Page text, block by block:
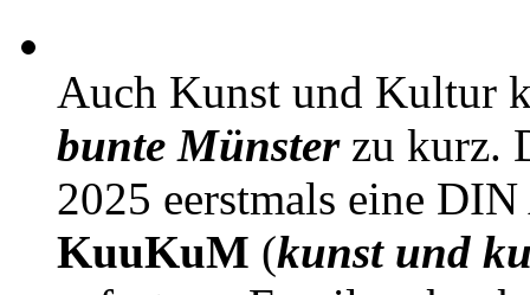
Auch Kunst und Kultur
bunte Münsterzu kurz.
2025 eerstmals eine
KuuKuM (kunst und